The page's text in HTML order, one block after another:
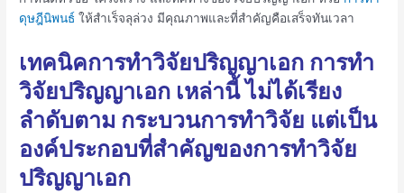
ดุษฎีนิพนธ์ ให้สำเร็จลุล่วง มีคุณภาพและที่สำคัญคือเสร็จทันเวลา
เทคนิคการทำวิจัยปริญญาเอก การทำ
วิจัยปริญญาเอก เหล่านี้ ไม่ได้เรียง
ลำดับตาม กระบวนการทำวิจัย แต่เป็น
องค์ประกอบที่สำคัญของการทำวิจัย
ปริญญาเอก